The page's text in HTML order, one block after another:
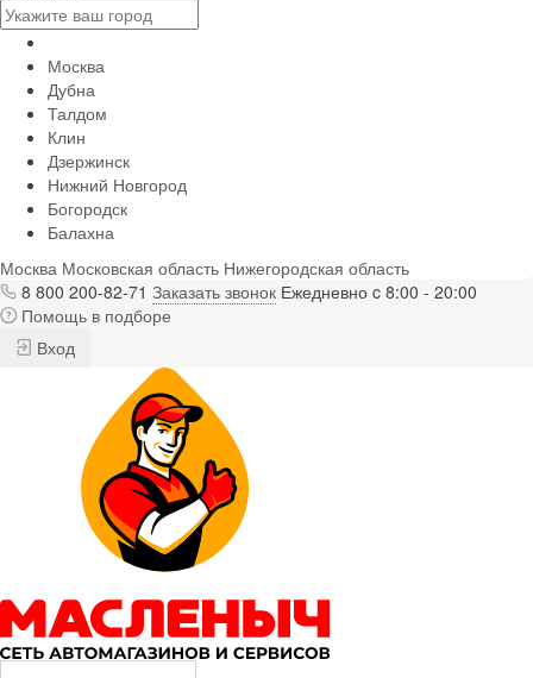
Москва
Дубна
Талдом
Клин
Дзержинск
Нижний Новгород
Богородск
Балахна
Москва Московская область Нижегородская область
8 800 200-82-71 Заказать звонок Ежедневно c 8:00 - 20:00
Помощь в подборе
Вход